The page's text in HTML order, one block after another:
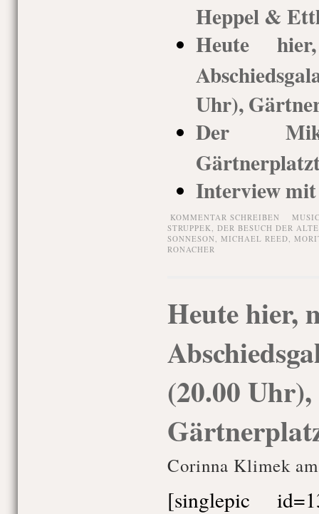
Heppel &
Heute
Uhr),
Der
Interview mit
KOMMENTAR SCHREIBEN
STRUPPEK, DER BESUCH DER
SONNESON, MICHAEL REED,
RONACHER
Heute hier,
(20.00 Uhr),
Corinna Klimek
[singlepic